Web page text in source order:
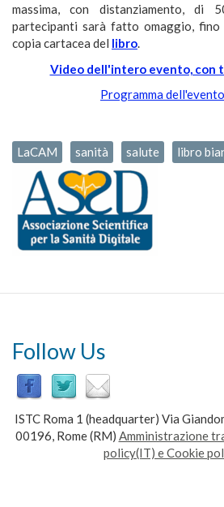
massima, con distanziamento,
partecipanti sarà fatto omaggio, fino
copia cartacea del libro.
Video dell'intero evento, con
Programma dell'evento
LaCAM sanità salute libro
Follow Us
ISTC Roma 1 (headquarter) Via
00196, Rome (RM) Amministrazione
policy(IT) e Cookie